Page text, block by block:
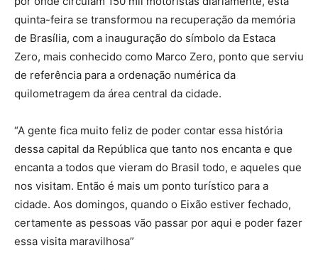
quinta-feira se transformou na recuperação da memória
de Brasília, com a inauguração do símbolo da Estaca
Zero, mais conhecido como Marco Zero, ponto que serviu
de referência para a ordenação numérica da
quilometragem da área central da cidade.
“A gente fica muito feliz de poder contar essa história
dessa capital da República que tanto nos encanta e que
encanta a todos que vieram do Brasil todo, e aqueles que
nos visitam. Então é mais um ponto turístico para a
cidade. Aos domingos, quando o Eixão estiver fechado,
certamente as pessoas vão passar por aqui e poder fazer
essa visita maravilhosa”